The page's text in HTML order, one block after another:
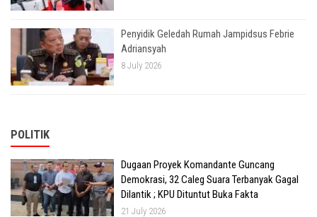
Penyidik Geledah Rumah Jampidsus Febrie
Adriansyah
8 July 2026
POLITIK
Dugaan Proyek Komandante Guncang
Demokrasi, 32 Caleg Suara Terbanyak Gagal
Dilantik ; KPU Dituntut Buka Fakta
21 July 2026